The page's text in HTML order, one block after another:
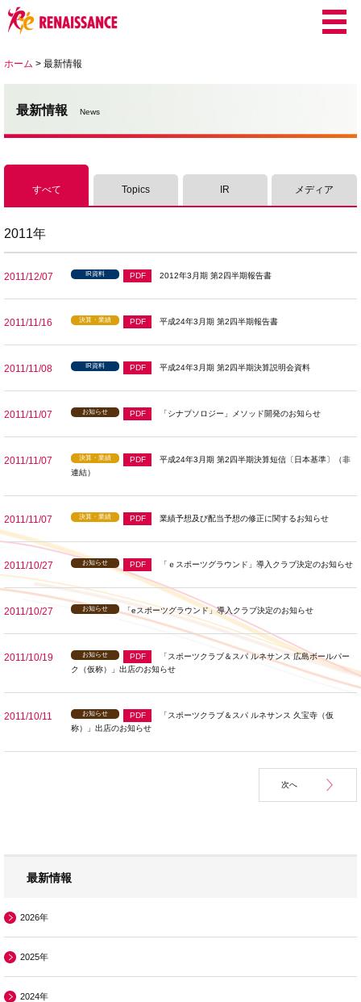
ホーム > 最新情報
最新情報 News
すべて Topics IR メディア
2011年
2011/12/07 IR資料 PDF 2012年3月期 第2四半期報告書
2011/11/16 決算・業績 PDF 平成24年3月期 第2四半期報告書
2011/11/08 IR資料 PDF 平成24年3月期 第2四半期決算説明会資料
2011/11/07 お知らせ PDF 「シナプソロジー」メソッド開発のお知らせ
2011/11/07 決算・業績 PDF
平成24年3月期 第2四半期決算短信〔日本基準〕（非
連結）
2011/11/07 決算・業績 PDF 業績予想及び配当予想の修正に関するお知らせ
2011/10/27 お知らせ PDF 「ｅスポーツグラウンド」導入クラブ決定のお知らせ
2011/10/27 お知らせ 「eスポーツグラウンド」導入クラブ決定のお知らせ
2011/10/19 お知らせ PDF
「スポーツクラブ＆スパ ルネサンス 広島ボールパー
ク（仮称）」出店のお知らせ
2011/10/11 お知らせ PDF
「スポーツクラブ＆スパ ルネサンス 久宝寺（仮
称）」出店のお知らせ
次へ
最新情報
2026年
2025年
2024年